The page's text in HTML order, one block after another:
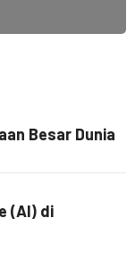
Besar Dunia
(AI) di